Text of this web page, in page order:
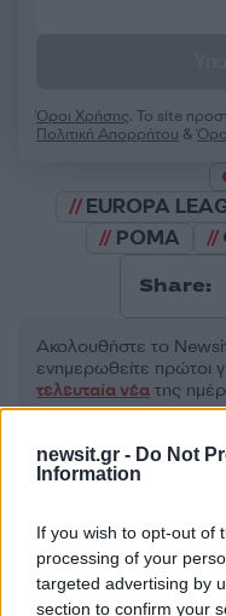
newsit.gr - Do Not
Information
If you wish to opt-out of
processing of your
targeted advertising by
section to confirm your
Όροι Χρήσης. Το site
Πολιτική Απορρήτου &
EUROPA
ΡΟΜΑ
Share:
Ακολουθήστε το
ενημερωθείτε πρώτοι
τελευταία νέα της
Πιο
1 Marfin: Η